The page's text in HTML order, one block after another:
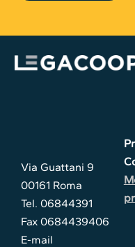
Via Guattani 9
00161 Roma
Tel. 06844391
Fax 0684439406
E-mail